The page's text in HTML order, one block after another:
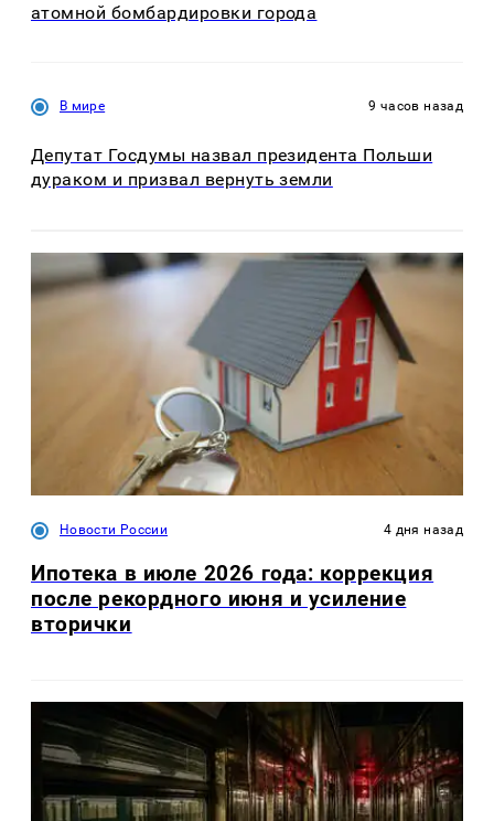
атомной бомбардировки города
В мире 9 часов назад
Депутат Госдумы назвал президента Польши
дураком и призвал вернуть земли
Новости России 4 дня назад
Ипотека в июле 2026 года: коррекция
после рекордного июня и усиление
вторички